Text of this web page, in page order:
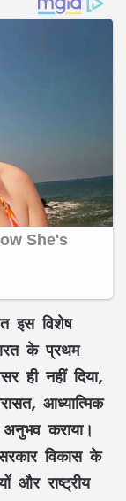
इस विशेष
के प्रथम
ही नहीं दिया,
आध्यात्मिक
कराया।
विकास के
औरराष्ट्रीय